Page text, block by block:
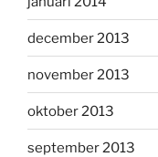
december 2013
november 2013
oktober 2013
september 2013